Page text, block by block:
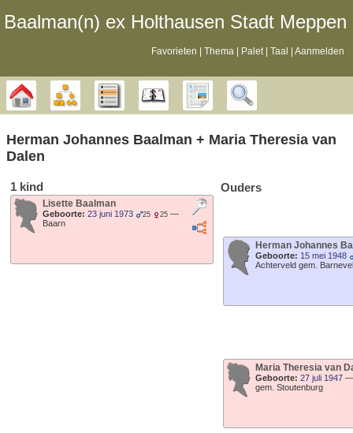
Baalman‎‎‎‎‎(n)‎‎‎‎‎ ex Holthausen Stadt Meppen
Favorieten Thema Palet Taal Aanmelden
Stamboom DiagrammenLijsten Kalender Rapporten
Herman Johannes Baalman + Maria Theresia van
Dalen
1 kind
Lisette Baalman
Geboorte: 23 juni 1973 25 25 —
Baarn
Ouders
Herman Johannes
Geboorte: 15 mei 1948
Achterveld gem.
Maria Theresia van
Geboorte: 27 juli 1947
gem. Stoutenburg